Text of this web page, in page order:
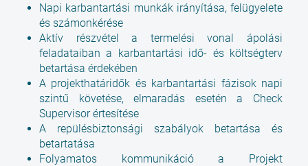
Napi karbantartási munkák irányítása, felügyelete
és számonkérése
Aktív részvétel a termelési vonal ápolási
feladataiban a karbantartási idő- és költségterv
betartása érdekében
A projekthatáridők és karbantartási fázisok napi
szintű követése, elmaradás esetén a Check
Supervisor értesítése
A repülésbiztonsági szabályok betartása és
betartatása
Folyamatos kommunikáció a Projekt